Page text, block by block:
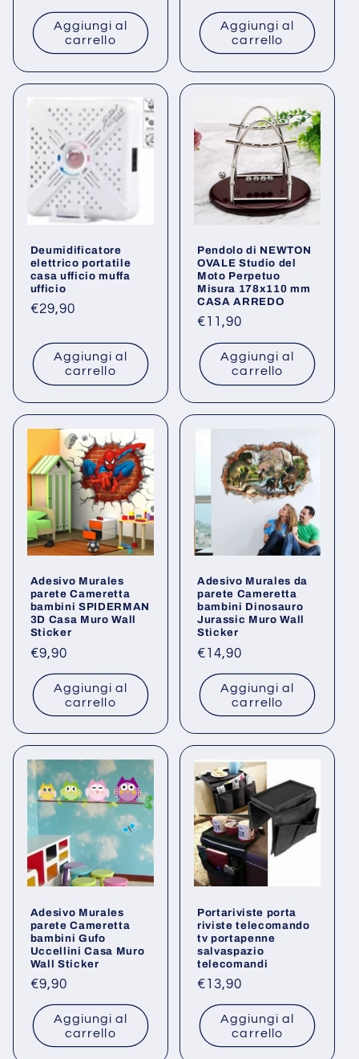
listino
scontato
Aggiungi al
carrello
listino
Aggiungi al
carrello
Deumidificatore
elettrico portatile
casa ufficio muffa
ufficio
Prezzo
listino
€29,90
Aggiungi al
carrello
Pendolo di NEWTON
OVALE Studio del
Moto Perpetuo
Misura 178x110 mm
CASA ARREDO
Prezzo
listino
€11,90
Aggiungi al
carrello
Adesivo Murales
parete Cameretta
bambini SPIDERMAN
3D Casa Muro Wall
Sticker
Prezzo
listino
€9,90
Aggiungi al
carrello
Adesivo Murales da
parete Cameretta
bambini Dinosauro
Jurassic Muro Wall
Sticker
Prezzo
listino
€14,90
Aggiungi al
carrello
Adesivo Murales
parete Cameretta
bambini Gufo
Uccellini Casa Muro
Wall Sticker
Prezzo
listino
€9,90
Aggiungi al
carrello
Portariviste porta
riviste telecomando
tv portapenne
salvaspazio
telecomandi
Prezzo
di
listino
€13,90
Aggiungi al
carrello